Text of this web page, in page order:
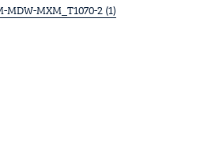
MXM_T1070-2 (1)